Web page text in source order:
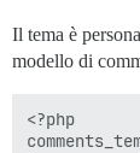
Il tema è
modello di
<?php